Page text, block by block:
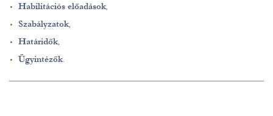
Habilitációs előadások,
Szabályzatok,
Határidők,
Ügyintézők.